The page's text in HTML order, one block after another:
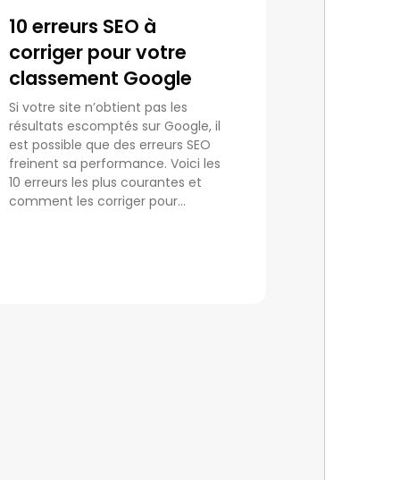
10 erreurs SEO à
corriger pour votre
classement Google
Si votre site n’obtient pas les
résultats escomptés sur Google, il
est possible que des erreurs SEO
freinent sa performance. Voici les
10 erreurs les plus courantes et
comment les corriger pour...